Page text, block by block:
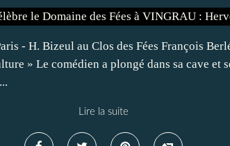
- H. Bizeul au Clos des Fées François
» Le comédien a plongé dans sa cave et
Lire la suite